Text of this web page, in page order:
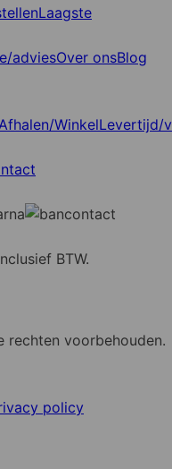
Laagste
adviesOver onsBlog
Afhalen/WinkelLevertijd/
BTW.
voorbehouden.
policy